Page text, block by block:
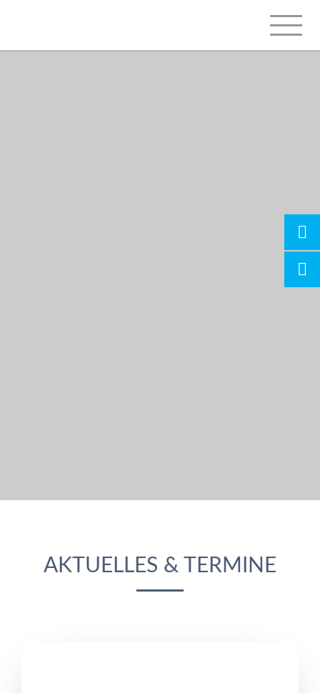
AKTUELLES & TERMINE